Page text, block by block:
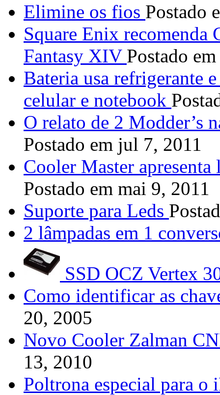
Elimine os fios Postado
Square Enix
Fantasy XIV Postado
Bateria usa refrigerante
celular e notebook
O relato de 2 Modder’s
Postado em jul 7, 2011
Cooler Master
Postado em mai 9, 2011
Suporte para Leds
2 lâmpadas em 1
SSD OCZ Vertex
Como identificar as
20, 2005
Novo Cooler Zalman
13, 2010
Poltrona especial para o